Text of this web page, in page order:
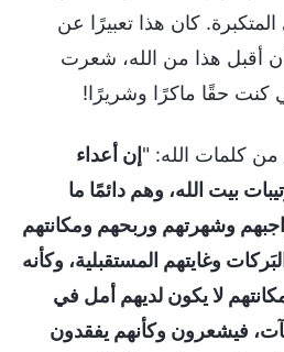
كان هذا تعبيرًا عن
أقبل هذا من الله، شعرت
كنت حقًا ماكرًا وشريرًا!
كلمات الله: "إن أعداء
بيت الله، وهم دائمًا ما
وشهرتهم وربحهم ومكانتهم
وغايتهم المستقبلية، وكأنه
لا يكون لديهم أمل في
فيشعرون وكأنهم يفقدون